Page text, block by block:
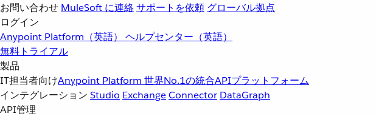
お問い合わせ MuleSoft に連絡サポートを依頼 グローバル拠点
ログイン
Anypoint Platform（英語） ヘルプセンター（英語）
無料トライアル
製品
IT担当者向けAnypoint Platform 世界No.1の統合APIプラットフォーム
インテグレーション Studio ExchangeConnector DataGraph
API管理